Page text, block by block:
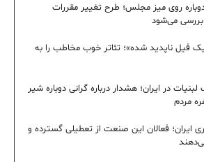
روی میز مجلس؛ طرح تغییر مقررات
می‌شود
فیل ناپدید شده»؛ تئاتر خوب مخاطب را به
در ایران؛ هشدار درباره گرانی دوباره شیر
مردم
ایران؛ فعالان این صنعت از تعطیلی گسترده و